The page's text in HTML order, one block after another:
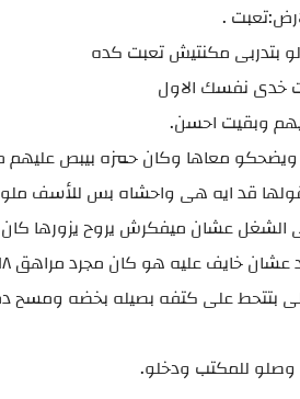
.
بتدربى مكنتيش تعبت كده
خدى نفسك الاول
وبقيت احسن.
ويضحكو معاها وكان حمزه بيبص
قد ايه هى واحشاه بس للأسف
الشغل عشان ميفكرش يروح يزورها
بتتحط على كتفه بصيله بخضه ومسح
للمكتب ودخلو.